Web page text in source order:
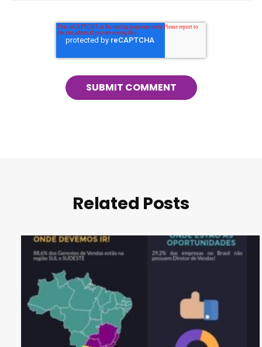
Related Posts